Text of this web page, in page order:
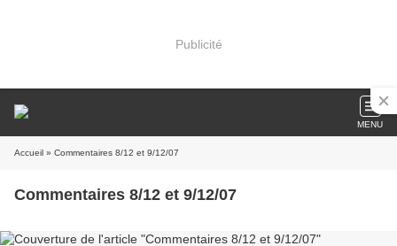
Publicité
MENU
Accueil » Commentaires 8/12 et 9/12/07
Commentaires 8/12 et 9/12/07